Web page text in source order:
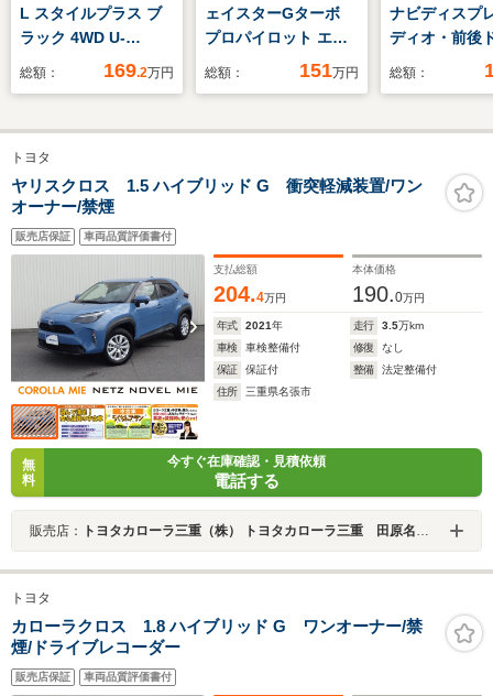
L スタイルプラス ブ
ラック 4WD U-
select Premium認
フォグ CSRS 左右
パワースライドドア
シートヒーター
総額： 169.2万円
ェイスターGターボ
プロパイロット エデ
ィション 純正9インチ
ア/快適パックA/パー
シーリングファ
ェンシーブレー
キ/LEDヘッドライト
総額： 151万円
ナビディスプ
ディオ・前後
レコーダー・
ンオーナー車
総額：
トヨタ
ヤリスクロス 1.5 ハイブリッド G 衝突軽減装置/ワン
オーナー/禁煙
販売店保証 車両品質評価書付
支払総額
204.4万円
本体価格
190.0万円
年式 2021年 走行 3.5万km
車検
車検整備付 修復
なし
保証
保証付 整備
法定整備付
住所
三重県名張市
無
料
今すぐ在庫確認・見積依頼
電話する
販売店： トヨタカローラ三重（株） トヨタカローラ三重 田原名張店
トヨタ
カローラクロス 1.8 ハイブリッド G ワンオーナー/禁
煙/ドライブレコーダー
販売店保証 車両品質評価書付